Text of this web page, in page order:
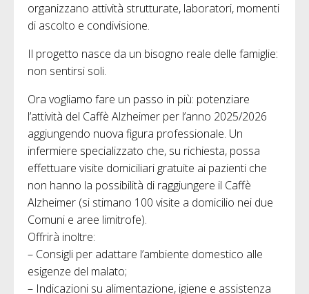
organizzano attività strutturate, laboratori, momenti
di ascolto e condivisione.
Il progetto nasce da un bisogno reale delle famiglie:
non sentirsi soli.
Ora vogliamo fare un passo in più: potenziare
l’attività del Caffè Alzheimer per l’anno 2025/2026
aggiungendo nuova figura professionale. Un
infermiere specializzato che, su richiesta, possa
effettuare visite domiciliari gratuite ai pazienti che
non hanno la possibilità di raggiungere il Caffè
Alzheimer (si stimano 100 visite a domicilio nei due
Comuni e aree limitrofe).
Offrirà inoltre:
– Consigli per adattare l’ambiente domestico alle
esigenze del malato;
– Indicazioni su alimentazione, igiene e assistenza